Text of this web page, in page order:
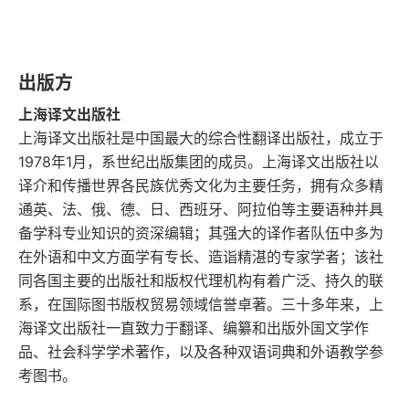
同迷宫一般常常在结尾处出乎意料如同一部侦探小
说。比如短篇小说《环形废墟》，讲的是：一个魔
法师能在梦中创造事物，他创造出一个小伙子，让
他出现在了现实里。后来他听说，远方有个魔法师
能在火上行走，那就是他在梦里造的人。再后来，
他的寺庙起火了，他想到这能结束自己无尽的劳
作，就向火焰走去。而火焰没有吞噬他，他既屈辱
又惶恐地发现：原来自己也是别人梦中的产物。
《小径分岔的花园》故事是由一位名叫余准的囚犯
亲口讲述。出生于中国青岛的余准是一名英文教
授，在第一次世界大战期间成了德国军队的间谍。
出版方
上海译文出版社
上海译文出版社是中国最大的综合性翻译出版社，成立于
1978年1月，系世纪出版集团的成员。上海译文出版社以
译介和传播世界各民族优秀文化为主要任务，拥有众多精
通英、法、俄、德、日、西班牙、阿拉伯等主要语种并具
备学科专业知识的资深编辑；其强大的译作者队伍中多为
在外语和中文方面学有专长、造诣精湛的专家学者；该社
同各国主要的出版社和版权代理机构有着广泛、持久的联
系，在国际图书版权贸易领域信誉卓著。三十多年来，上
海译文出版社一直致力于翻译、编纂和出版外国文学作
品、社会科学学术著作，以及各种双语词典和外语教学参
考图书。